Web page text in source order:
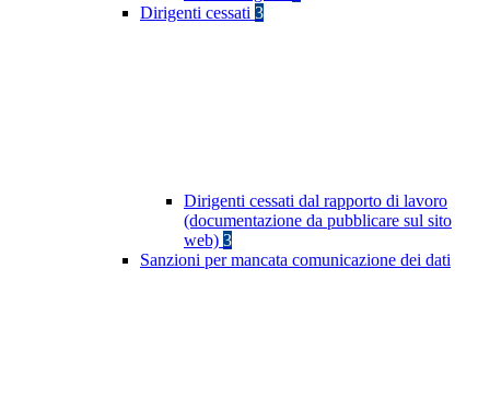
Dirigenti cessati 3
Dirigenti cessati dal rapporto di lavoro
(documentazione da pubblicare sul sito
web) 3
Sanzioni per mancata comunicazione dei dati